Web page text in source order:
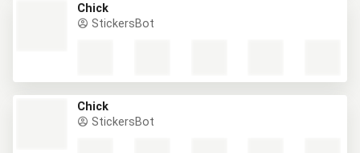
Chick
StickersBot
Chick
StickersBot